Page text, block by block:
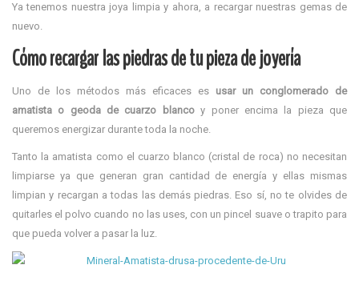
Ya tenemos nuestra joya limpia y ahora, a recargar nuestras gemas de
nuevo.
Cómo recargar las piedras de tu pieza de joyería
Uno de los métodos más eficaces es usar un conglomerado de
amatista o geoda de cuarzo blancoy poner encima la pieza que
queremos energizar durante toda la noche.
Tanto la amatista como el cuarzo blanco (cristal de roca) no necesitan
limpiarse ya que generan gran cantidad de energía y ellas mismas
limpian y recargan a todas las demás piedras. Eso sí, no te olvides de
quitarles el polvo cuando no las uses, con un pincel suave o trapito para
que pueda volver a pasar la luz.